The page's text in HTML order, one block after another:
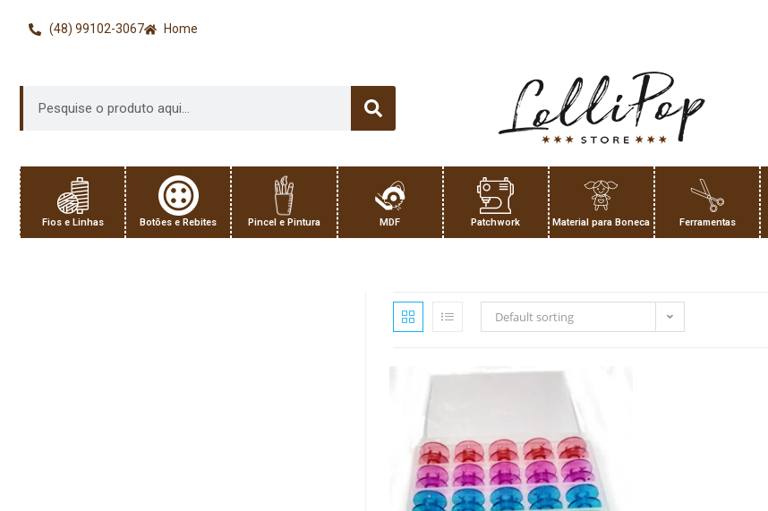
(48) 99102-3067 Home
Fios e Linhas Botões e Rebites Pincel e Pintura MDF Patchwork Material para Boneca Ferramentas
Default sorting